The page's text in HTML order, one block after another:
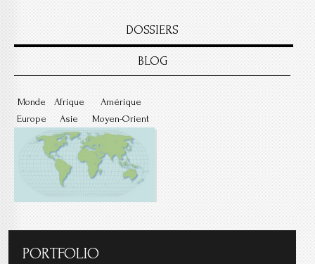
DOSSIERS
BLOG
Monde
Europe
Afrique
Asie
Amérique
Moyen-Orient
PORTFOLIO